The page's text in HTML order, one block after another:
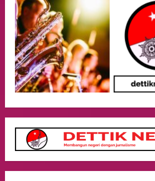
4
Putusan Diundur Lagi,
Hakim pada Sidang
Sorotan
05/08/2026
5
Politik
Presiden Prabowo dan
Sepakat Perkuat
Kedua Negara.
Culture
Pengadilan Agama
Selesaikan 25 Perkara
WNI di Johor Bahru